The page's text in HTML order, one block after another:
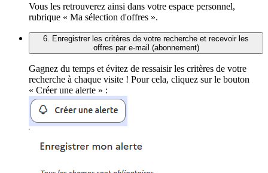
Vous les retrouverez ainsi dans votre espace personnel,
rubrique « Ma sélection d'offres ».
6. Enregistrer les critères de votre recherche et recevoir les
offres par e-mail (abonnement)
Gagnez du temps et évitez de ressaisir les critères de votre
recherche à chaque visite ! Pour cela, cliquez sur le bouton
« Créer une alerte » :